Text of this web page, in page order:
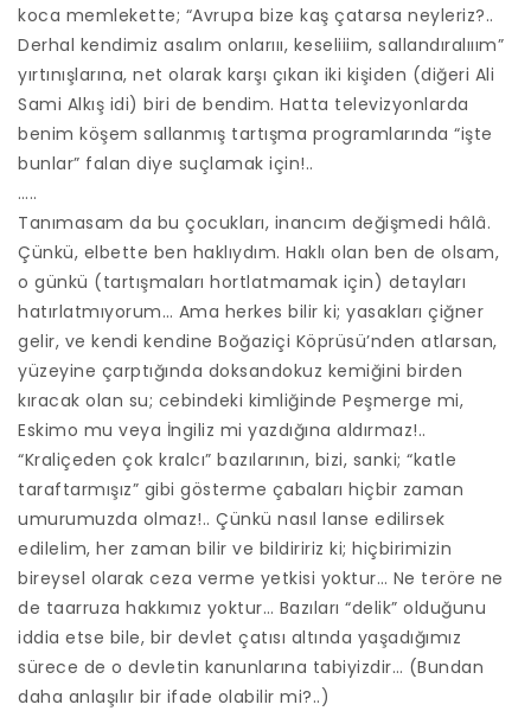
koca memlekette; “Avrupa bize kaş çatarsa neyleriz?..
Derhal kendimiz asalım onlarııı, keseliiim, sallandıralııım”
yırtınışlarına, net olarak karşı çıkan iki kişiden (diğeri Ali
Sami Alkış idi) biri de bendim. Hatta televizyonlarda
benim köşem sallanmış tartışma programlarında “işte
bunlar” falan diye suçlamak için!..
…..
Tanımasam da bu çocukları, inancım değişmedi hâlâ.
Çünkü, elbette ben haklıydım. Haklı olan ben de olsam,
o günkü (tartışmaları hortlatmamak için) detayları
hatırlatmıyorum… Ama herkes bilir ki; yasakları çiğner
gelir, ve kendi kendine Boğaziçi Köprüsü’nden atlarsan,
yüzeyine çarptığında doksandokuz kemiğini birden
kıracak olan su; cebindeki kimliğinde Peşmerge mi,
Eskimo mu veya İngiliz mi yazdığına aldırmaz!..
“Kraliçeden çok kralcı” bazılarının, bizi, sanki; “katle
taraftarmışız” gibi gösterme çabaları hiçbir zaman
umurumuzda olmaz!.. Çünkü nasıl lanse edilirsek
edilelim, her zaman bilir ve bildiririz ki; hiçbirimizin
bireysel olarak ceza verme yetkisi yoktur… Ne teröre ne
de taarruza hakkımız yoktur… Bazıları “delik” olduğunu
iddia etse bile, bir devlet çatısı altında yaşadığımız
sürece de o devletin kanunlarına tabiyizdir… (Bundan
daha anlaşılır bir ifade olabilir mi?..)